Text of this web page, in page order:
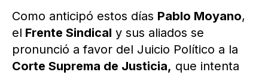
Como anticipó estos días Pablo Moyano,
el Frente Sindical y sus aliados se
pronunció a favor del Juicio Político a la
Corte Suprema de Justicia, que intenta